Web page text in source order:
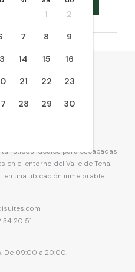
1 2
7 8 9
14 15 16
21 22 23
28 29 30
calendar
select
date.
the
shortcuts
for
ideales para escapadas
en el entorno del Valle de Tena.
una ubicación inmejorable.
34 20 51
De 09:00 a 20:00.